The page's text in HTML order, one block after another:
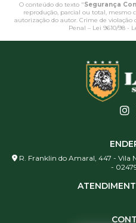
O conteúdo do texto "Segurança
reprodução, parcial ou total, mesmo
autorização do autor. Crime de
Penal – Lei 9610/98 -
R. Franklin do Amaral, 447 - Vila
-